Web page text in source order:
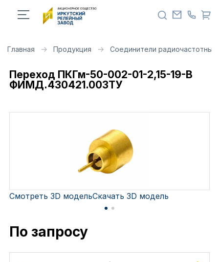
Главная Продукция Соединители радиочастотные
Переход ПКГм-50-002-01-2,15-19-В
ФИМД.430421.003ТУ
Смотреть 3D модельСкачать 3D модель
По запросу